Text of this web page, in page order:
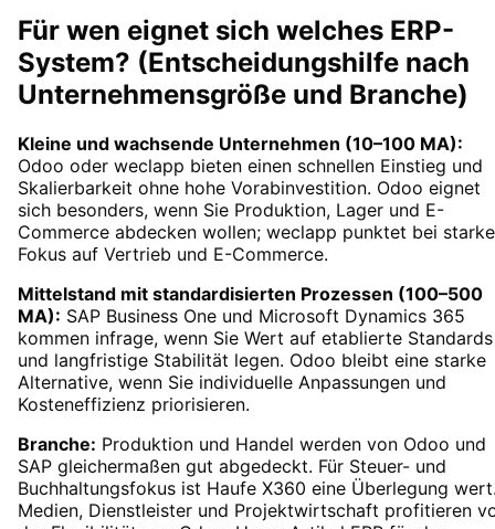
Für wen eignet sich welches ERP-
System? (Entscheidungshilfe nach
Unternehmensgröße und Branche)
Kleine und wachsende Unternehmen (10–100 MA):
Odoo oder weclapp bieten einen schnellen Einstieg und
Skalierbarkeit ohne hohe Vorabinvestition. Odoo eignet
sich besonders, wenn Sie Produktion, Lager und E-
Commerce abdecken wollen; weclapp punktet bei
Fokus auf Vertrieb und E-Commerce.
Mittelstand mit standardisierten Prozessen (100–500
MA): SAP Business One und Microsoft Dynamics 365
kommen infrage, wenn Sie Wert auf etablierte Standards
und langfristige Stabilität legen. Odoo bleibt eine starke
Alternative, wenn Sie individuelle Anpassungen und
Kosteneffizienz priorisieren.
Branche: Produktion und Handel werden von Odoo und
SAP gleichermaßen gut abgedeckt. Für Steuer- und
Buchhaltungsfokus ist Haufe X360 eine Überlegung
Medien, Dienstleister und Projektwirtschaft profitieren